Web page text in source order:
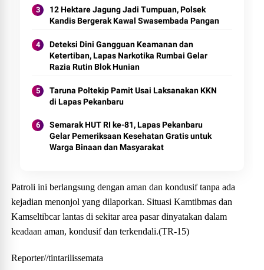
12 Hektare Jagung Jadi Tumpuan, Polsek
Kandis Bergerak Kawal Swasembada Pangan
Deteksi Dini Gangguan Keamanan dan
Ketertiban, Lapas Narkotika Rumbai Gelar
Razia Rutin Blok Hunian
Taruna Poltekip Pamit Usai Laksanakan KKN
di Lapas Pekanbaru
Semarak HUT RI ke-81, Lapas Pekanbaru
Gelar Pemeriksaan Kesehatan Gratis untuk
Warga Binaan dan Masyarakat
Patroli ini berlangsung dengan aman dan kondusif tanpa ada
kejadian menonjol yang dilaporkan. Situasi Kamtibmas dan
Kamseltibcar lantas di sekitar area pasar dinyatakan dalam
keadaan aman, kondusif dan terkendali.(TR-15)
Reporter//tintarilissemata